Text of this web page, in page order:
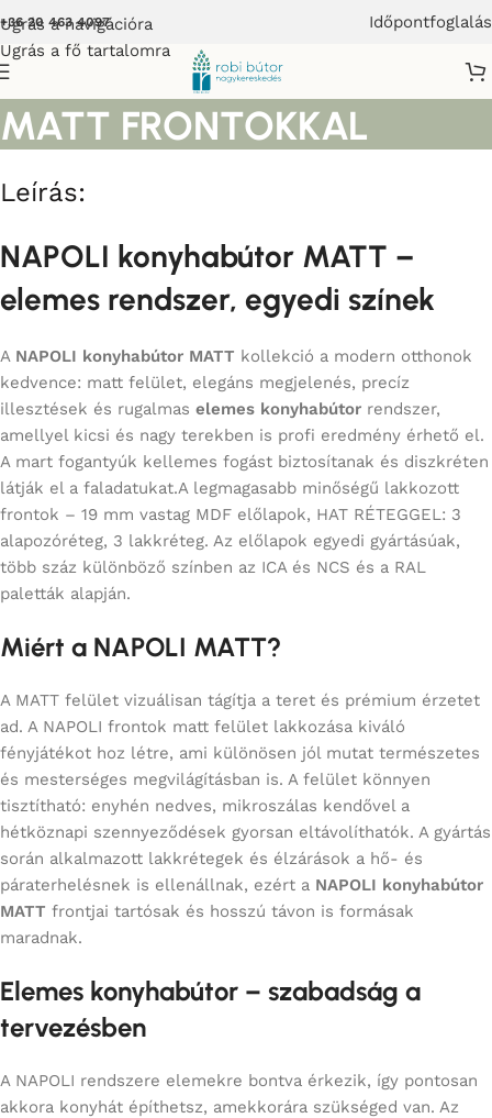
Ugrás a navigációra
Ugrás a fő tartalomra
+36 20 463 4097 Időpontfoglalás
NAPOLI KONYHABÚTOR
MATT FRONTOKKAL
Leírás:
NAPOLI konyhabútor MATT –
elemes rendszer, egyedi színek
A NAPOLI konyhabútor MATT kollekció a modern otthonok
kedvence: matt felület, elegáns megjelenés, precíz
illesztések és rugalmas elemes konyhabútor rendszer,
amellyel kicsi és nagy terekben is profi eredmény érhető el.
A mart fogantyúk kellemes fogást biztosítanak és diszkréten
látják el a faladatukat.A legmagasabb minőségű lakkozott
frontok – 19 mm vastag MDF előlapok, HAT RÉTEGGEL: 3
alapozóréteg, 3 lakkréteg. Az előlapok egyedi gyártásúak,
több száz különböző színben az ICA és NCS és a RAL
paletták alapján.
Miért a NAPOLI MATT?
A MATT felület vizuálisan tágítja a teret és prémium érzetet
ad. A NAPOLI frontok matt felület lakkozása kiváló
fényjátékot hoz létre, ami különösen jól mutat természetes
és mesterséges megvilágításban is. A felület könnyen
tisztítható: enyhén nedves, mikroszálas kendővel a
hétköznapi szennyeződések gyorsan eltávolíthatók. A gyártás
során alkalmazott lakkrétegek és élzárások a hő- és
páraterhelésnek is ellenállnak, ezért a NAPOLI konyhabútor
MATT frontjai tartósak és hosszú távon is formásak
maradnak.
Elemes konyhabútor – szabadság a
tervezésben
A NAPOLI rendszere elemekre bontva érkezik, így pontosan
akkora konyhát építhetsz, amekkorára szükséged van. Az